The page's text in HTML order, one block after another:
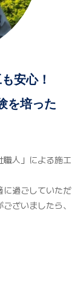
安心！
を培った
人」による施工
に過ごしていただ
ざいましたら、